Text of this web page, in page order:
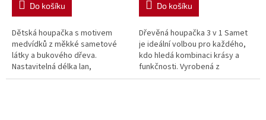
Do košíku
Dětská houpačka s motivem
medvídků z měkké sametové
látky a bukového dřeva.
Nastavitelná délka lan,
certifikovaná bezpečnost.
Do košíku
Dřevěná houpačka 3 v 1 Samet
je ideální volbou pro každého,
kdo hledá kombinaci krásy a
funkčnosti. Vyrobená z
přírodních materiálů, skvěle se